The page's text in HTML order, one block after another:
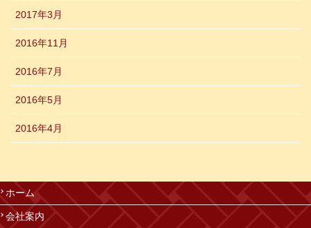
2017年3月
2016年11月
2016年7月
2016年5月
2016年4月
ホーム
会社案内